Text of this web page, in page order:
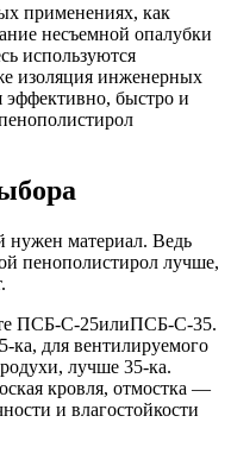
применениях, как
несъемной опалубки
используются
изоляция инженерных
эффективно, быстро и
нужен материал. Ведь
пенополистирол лучше,
ПСБ-С-25илиПСБ-С-35.
ка, для вентилируемого
лучше 35-ка.
кровля, отмостка —
и влагостойкости